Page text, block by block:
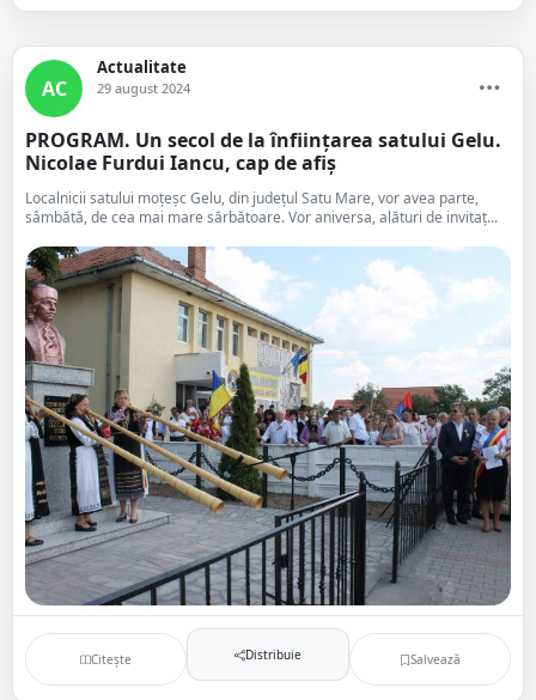
AC
Actualitate
29 august 2024
PROGRAM. Un secol de la înființarea satului Gelu.
Nicolae Furdui Iancu, cap de afiș
Localnicii satului moțeșc Gelu, din județul Satu Mare, vor avea parte,
sâmbătă, de cea mai mare sărbătoare. Vor aniversa, alături de invitaț...
Citește Distribuie Salvează